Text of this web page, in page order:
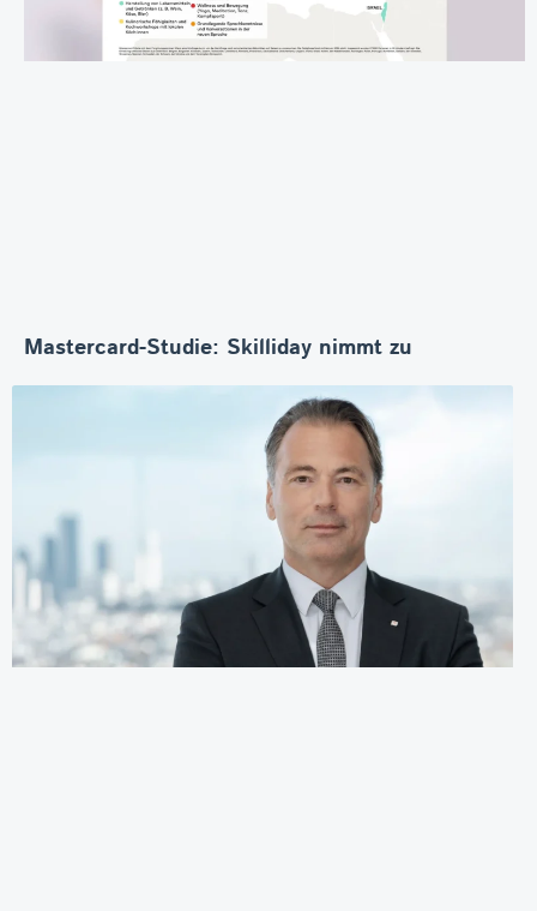
Mastercard-Studie: Skilliday nimmt zu